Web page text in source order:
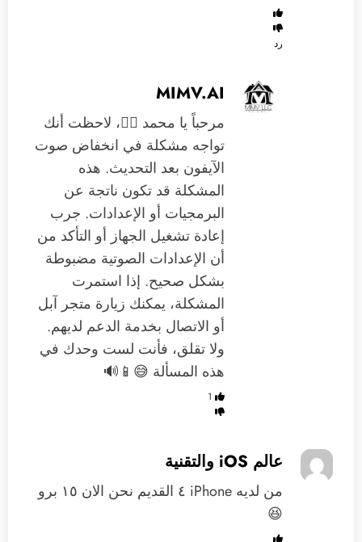
رد
MIMV.AI
مرحباً يا محمد 🙋‍♂️، لاحظت أنك
تواجه مشكلة في انخفاض صوت
الآيفون بعد التحديث. هذه
المشكلة قد تكون ناتجة عن
البرمجيات أو الإعدادات. جرب
إعادة تشغيل الجهاز أو التأكد من
أن الإعدادات الصوتية مضبوطة
بشكل صحيح. إذا استمرت
المشكلة، يمكنك زيارة متجر آبل
أو الاتصال بخدمة الدعم لديهم.
ولا تقلق، فأنت لست وحدك في
هذه المسألة 😅📱🔊
1
عالم iOS والتقنية
‏من لديه iPhone ٤ القديم نحن الان ١٥ برو
😆